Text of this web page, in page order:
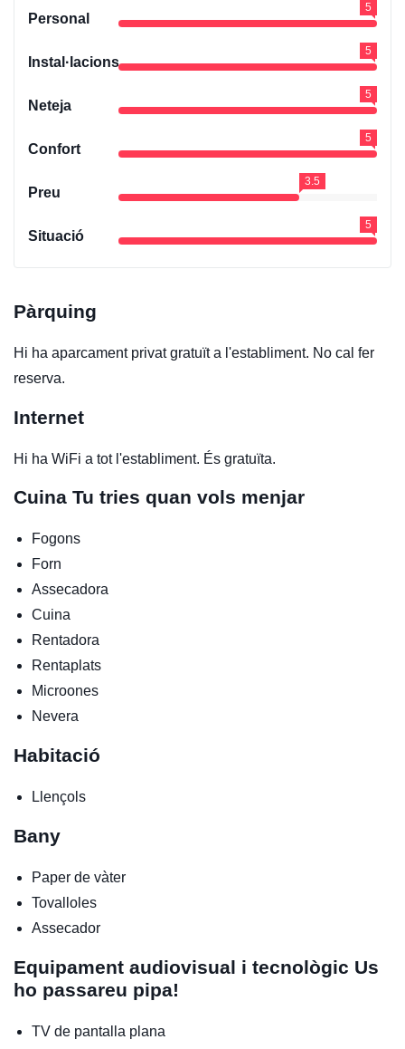
Personal
5
Instal·lacions
5
Neteja
5
Confort
5
Preu
3.5
Situació
5
Pàrquing
Hi ha aparcament privat gratuït a l'establiment. No cal fer
reserva.
Internet
Hi ha WiFi a tot l'establiment. És gratuïta.
Cuina Tu tries quan vols menjar
Fogons
Forn
Assecadora
Cuina
Rentadora
Rentaplats
Microones
Nevera
Habitació
Llençols
Bany
Paper de vàter
Tovalloles
Assecador
Equipament audiovisual i tecnològic Us
ho passareu pipa!
TV de pantalla plana